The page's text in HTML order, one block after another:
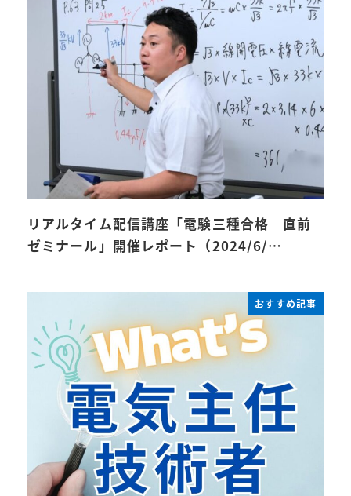
リアルタイム配信講座「電験三種合格 直前
ゼミナール」開催レポート（2024/6/…
おすすめ記事